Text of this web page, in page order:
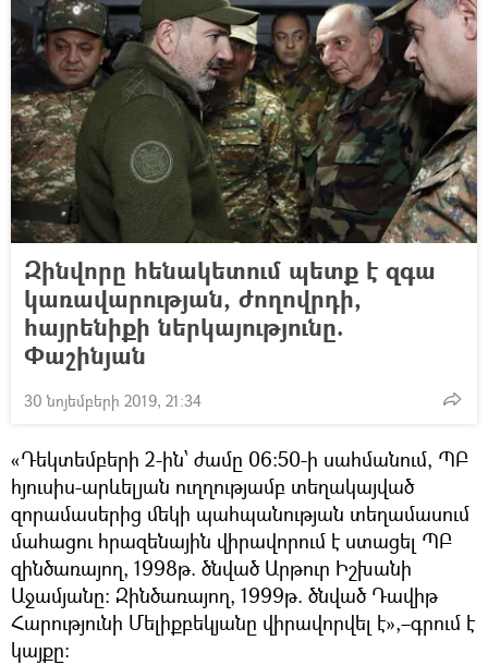
Զինվորը հենակետում պետք է զգա
կառավարության, ժողովրդի,
hայրենիքի ներկայությունը.
Փաշինյան
30 նոյեմբերի 2019, 21:34
«Դեկտեմբերի 2-ին՝ ժամը 06:50-ի սահմանում, ՊԲ
հյուսիս-արևելյան ուղղությամբ տեղակայված
զորամասերից մեկի պահպանության տեղամասում
մահացու հրազենային վիրավորում է ստացել ՊԲ
զինծառայող, 1998թ. ծնված Արթուր Իշխանի
Աջամյանը։ Զինծառայող, 1999թ. ծնված Դավիթ
Հարությունի Մելիքբեկյանը վիրավորվել է»,–գրում է
կայքը։